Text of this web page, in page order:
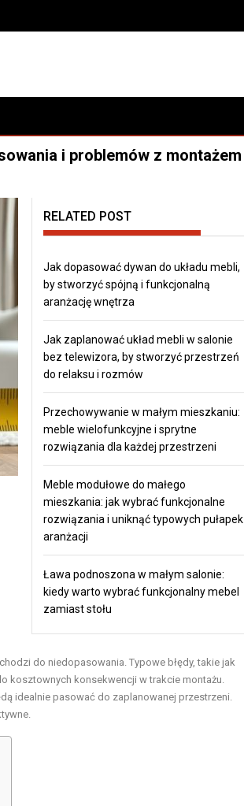
i uniknąć typowych błędów
i problemów z montażem
RELATED POST
Jak dopasować dywan do układu mebli,
by stworzyć spójną i funkcjonalną
aranżację wnętrza
Jak zaplanować układ mebli w salonie
bez telewizora, by stworzyć przestrzeń
do relaksu i rozmów
Przechowywanie w małym mieszkaniu:
meble wielofunkcyjne i sprytne
rozwiązania dla każdej przestrzeni
Meble modułowe do małego
mieszkania: jak wybrać funkcjonalne
rozwiązania i uniknąć typowych pułapek
aranżacji
Ława podnoszona w małym salonie:
kiedy warto wybrać funkcjonalny mebel
zamiast stołu
do niedopasowania. Typowe błędy, takie jak
kosztownych konsekwencji w trakcie montażu.
idealnie pasować do zaplanowanej przestrzeni.